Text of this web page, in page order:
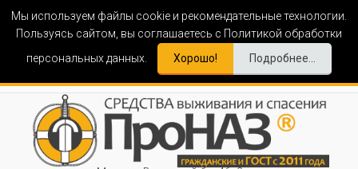
Мы используем файлы cookie и рекомендательные технологии.
Пользуясь сайтом, вы соглашаетесь с Политикой обработки
персональных данных.
Хорошо! Подробнее...